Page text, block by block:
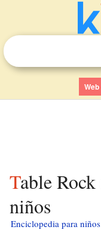
Web
Table Rock (mesetas) para
niños
Enciclopedia para niños